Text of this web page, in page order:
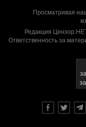
Просматривая
Редакция
Ответственность за